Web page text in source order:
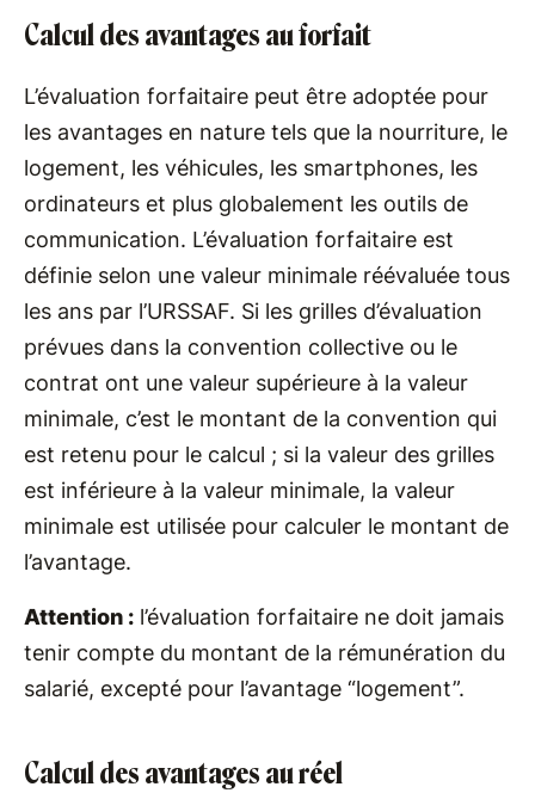
Calcul des avantages au forfait
L’évaluation forfaitaire peut être adoptée pour
les avantages en nature tels que la nourriture, le
logement, les véhicules, les smartphones, les
ordinateurs et plus globalement les outils de
communication. L’évaluation forfaitaire est
définie selon une valeur minimale réévaluée tous
les ans par l’URSSAF. Si les grilles d’évaluation
prévues dans la convention collective ou le
contrat ont une valeur supérieure à la valeur
minimale, c’est le montant de la convention qui
est retenu pour le calcul ; si la valeur des grilles
est inférieure à la valeur minimale, la valeur
minimale est utilisée pour calculer le montant de
l’avantage.
Attention : l’évaluation forfaitaire ne doit jamais
tenir compte du montant de la rémunération du
salarié, excepté pour l’avantage “logement”.
Calcul des avantages au réel